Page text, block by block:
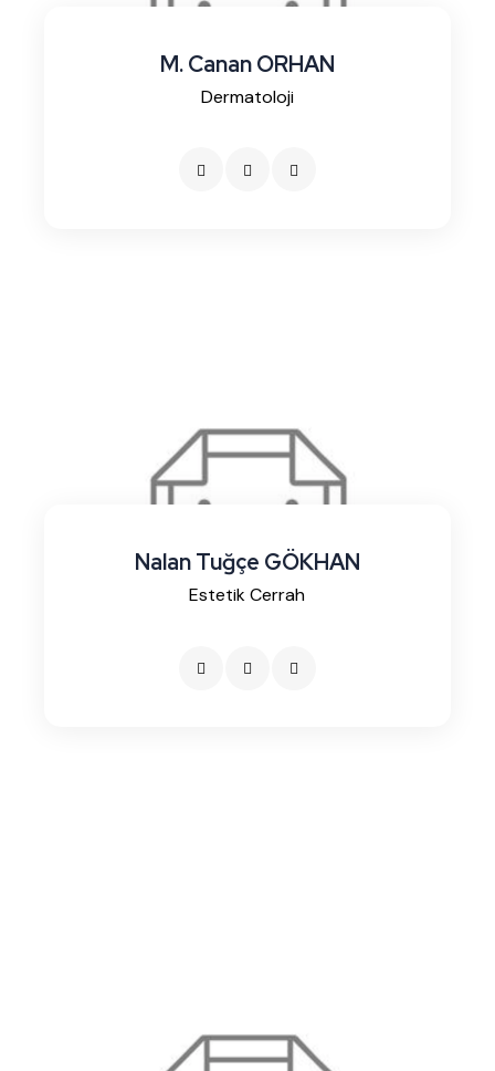
M. Canan ORHAN
Dermatoloji
Nalan Tuğçe GÖKHAN
Estetik Cerrah